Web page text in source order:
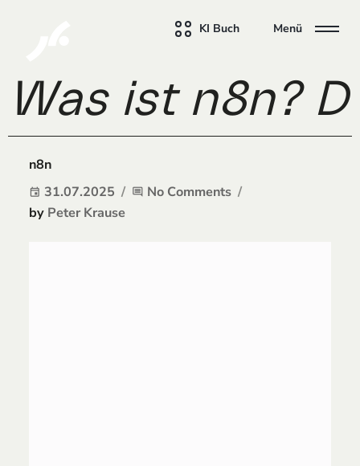
KI Buch Menü
Was ist n8n?
n8n
event 31.07.2025 comment No Comments
by Peter Krause